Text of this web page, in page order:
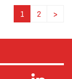
1 2 >